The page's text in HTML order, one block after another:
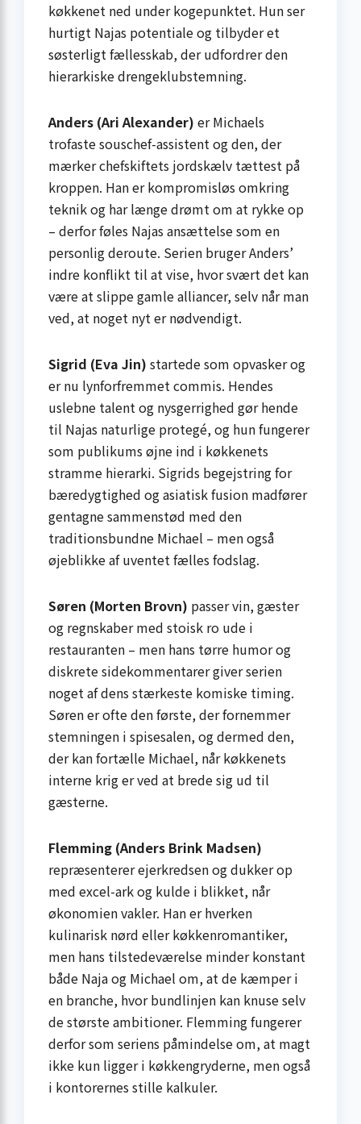
køkkenet ned under kogepunktet. Hun ser
hurtigt Najas potentiale og tilbyder et
søsterligt fællesskab, der udfordrer den
hierarkiske drengeklubstemning.
Anders (Ari Alexander) er Michaels
trofaste souschef-assistent og den, der
mærker chefskiftets jordskælv tættest på
kroppen. Han er kompromisløs omkring
teknik og har længe drømt om at rykke op
– derfor føles Najas ansættelse som en
personlig deroute. Serien bruger Anders’
indre konflikt til at vise, hvor svært det kan
være at slippe gamle alliancer, selv når man
ved, at noget nyt er nødvendigt.
Sigrid (Eva Jin) startede som opvasker og
er nu lynforfremmet commis. Hendes
uslebne talent og nysgerrighed gør hende
til Najas naturlige protegé, og hun fungerer
som publikums øjne ind i køkkenets
stramme hierarki. Sigrids begejstring for
bæredygtighed og asiatisk fusion madfører
gentagne sammenstød med den
traditionsbundne Michael – men også
øjeblikke af uventet fælles fodslag.
Søren (Morten Brovn) passer vin, gæster
og regnskaber med stoisk ro ude i
restauranten – men hans tørre humor og
diskrete sidekommentarer giver serien
noget af dens stærkeste komiske timing.
Søren er ofte den første, der fornemmer
stemningen i spisesalen, og dermed den,
der kan fortælle Michael, når køkkenets
interne krig er ved at brede sig ud til
gæsterne.
Flemming (Anders Brink Madsen)
repræsenterer ejerkredsen og dukker op
med excel-ark og kulde i blikket, når
økonomien vakler. Han er hverken
kulinarisk nørd eller køkkenromantiker,
men hans tilstedeværelse minder konstant
både Naja og Michael om, at de kæmper i
en branche, hvor bundlinjen kan knuse selv
de største ambitioner. Flemming fungerer
derfor som seriens påmindelse om, at magt
ikke kun ligger i køkkengryderne, men også
i kontorernes stille kalkuler.